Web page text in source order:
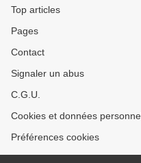
Top articles
Pages
Contact
Signaler un abus
C.G.U.
Cookies et données
Préférences cookies